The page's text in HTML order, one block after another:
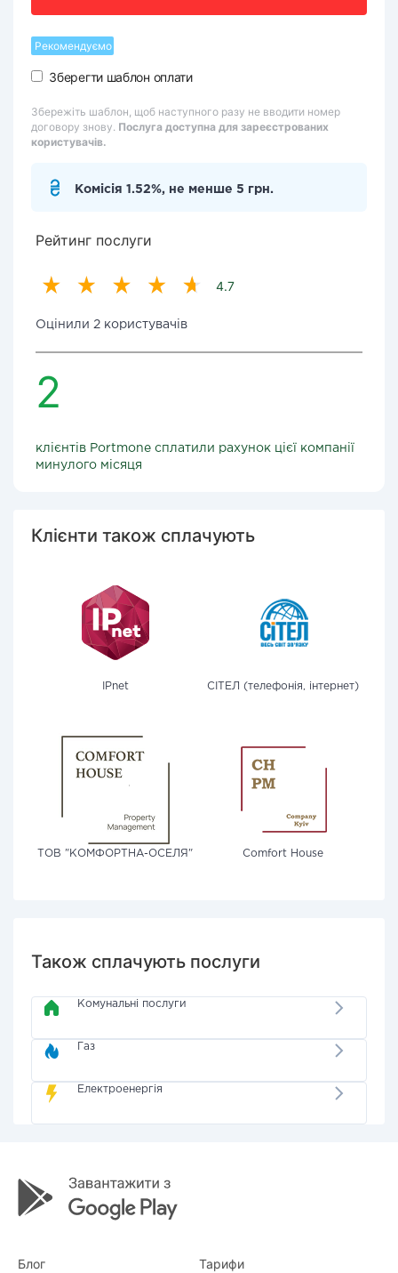
Рекомендуємо
Зберегти шаблон оплати
Збережіть шаблон, щоб наступного разу не вводити номер
договору знову. Послуга доступна для зареєстрованих
користувачів.
Комісія 1.52%, не менше 5 грн.
Рейтинг послуги
4.7
Оцінили 2 користувачів
2
клієнтів Portmone сплатили рахунок цієї компанії
минулого місяця
Клієнти також сплачують
IPnet СІТЕЛ (телефонія, інтернет)
ТОВ "КОМФОРТНА-ОСЕЛЯ" Comfort House
Також сплачують послуги
Комунальні послуги
Газ
Електроенергія
Блог Тарифи